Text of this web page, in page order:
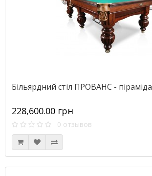
Більярдний стіл ПРОВАНС - піраміда
228,600.00 грн
0 отзывов